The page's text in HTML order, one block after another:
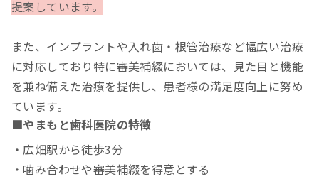
提案しています。
また、インプラントや入れ歯・根管治療など幅広い治療
に対応しており特に審美補綴においては、見た目と機能
を兼ね備えた治療を提供し、患者様の満足度向上に努め
ています。
■やまもと歯科医院の特徴
・広畑駅から徒歩3分
・噛み合わせや審美補綴を得意とする